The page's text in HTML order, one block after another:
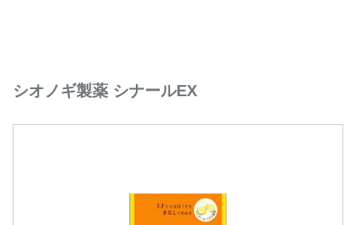
シオノギ製薬 シナールEX